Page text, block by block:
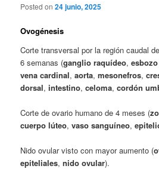
Posted on24 junio, 2025
Ovogénesis
Corte transversal por la región caudal
6 semanas (ganglio raquídeo,
vena cardinal,aorta,mesonefros,
dorsal,intestino,celoma,cordón
Corte de ovario humano de 4 meses (
cuerpo lúteo,vaso sanguíneo,
Nido ovular visto con mayor aumento (
epiteliales,nido ovular).